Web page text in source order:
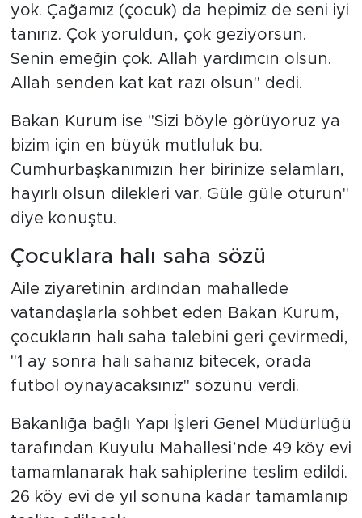
yok. Çağamız (çocuk) da hepimiz de seni iyi
tanırız. Çok yoruldun, çok geziyorsun.
Senin emeğin çok. Allah yardımcın olsun.
Allah senden kat kat razı olsun" dedi.
Bakan Kurum ise "Sizi böyle görüyoruz ya
bizim için en büyük mutluluk bu.
Cumhurbaşkanımızın her birinize selamları,
hayırlı olsun dilekleri var. Güle güle oturun"
diye konuştu.
Çocuklara halı saha sözü
Aile ziyaretinin ardından mahallede
vatandaşlarla sohbet eden Bakan Kurum,
çocukların halı saha talebini geri çevirmedi,
"1 ay sonra halı sahanız bitecek, orada
futbol oynayacaksınız" sözünü verdi.
Bakanlığa bağlı Yapı İşleri Genel Müdürlüğü
tarafından Kuyulu Mahallesi’nde 49 köy evi
tamamlanarak hak sahiplerine teslim edildi.
26 köy evi de yıl sonuna kadar tamamlanıp